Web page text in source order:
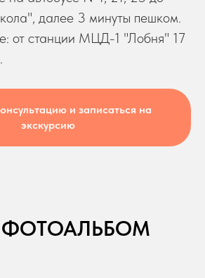
далее 3 минуты пешком.
от станции МЦД-1 "Лобня" 17
и записаться на
экскурсию